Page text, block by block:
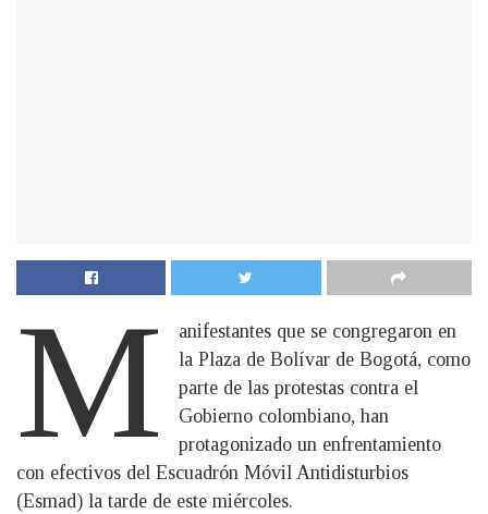
M
anifestantes que se congregaron en
la Plaza de Bolívar de Bogotá, como
parte de las protestas contra el
Gobierno colombiano, han
protagonizado un enfrentamiento
con efectivos del Escuadrón Móvil Antidisturbios
(Esmad) la tarde de este miércoles.